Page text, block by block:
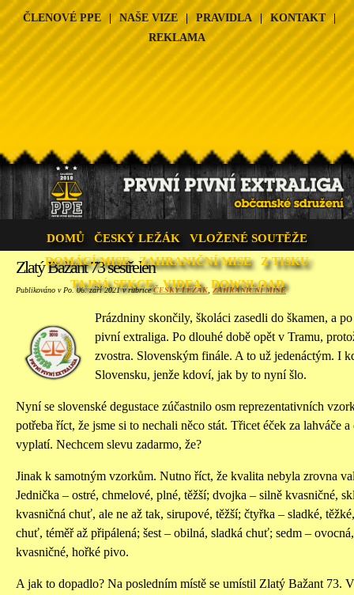
ČLENOVÉ PPE | NAŠE VIZE | PRAVIDLA | KONTAKT |
REKLAMA
DOMŮ ČESKÝ LEŽÁK
VLOŽENÉ SOUTĚŽE
DOMÁCÍ MISE
ZAHRANIČNÍ MISE
Z TISKU
TAJNÁ SEKCE
VIDEA DOWNLOAD
Zlatý Bažant 73 sestřelen
Publikováno v Po. 06. září 2021 v rubriceČESKÝ LEŽÁK ,ZAHRANIČNÍ MISE
Prázdniny skončily, školáci zasedli do škamen, a
pivní extraliga. Po dlouhé době opět v Tramu,
zvostra. Slovenským finále. A to už jedenáctým. I
Slovensku, jenže kdoví, jak by to nyní šlo.
Nyní se slovenské degustace zúčastnilo osm reprezentativních
potřeba říct, že jsme si to nechali něco stát. Třicet éček za lahváče
vyplatí. Nechcem slevu zadarmo, že?
Jinak k samotným vzorkům. Nutno říct, že kvalita nebyla zrovna
Jednička – ostré, chmelové, plné, těžší; dvojka – silně kvasničné,
kvasničná chuť, ale ne až tak, sirupové, těžší; čtyřka – sladké,
chuť, téměř až připálená; šest – obilná, sladká chuť; sedm –
kvasničné, hořké pivo.
A jak to dopadlo? Na posledním místě se umístil Zlatý Bažant 73.